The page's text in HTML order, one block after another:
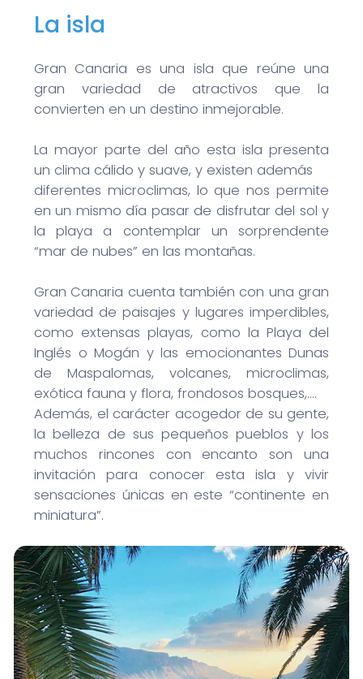
La isla
Gran Canaria es una isla que reúne una
gran variedad de atractivos que la
convierten en un destino inmejorable.
La mayor parte del año esta isla presenta
un clima cálido y suave, y existen además
diferentes microclimas, lo que nos permite
en un mismo día pasar de disfrutar del sol y
la playa a contemplar un sorprendente
“mar de nubes” en las montañas.
Gran Canaria cuenta también con una gran
variedad de paisajes y lugares imperdibles,
como extensas playas, como la Playa del
Inglés o Mogán y las emocionantes Dunas
de Maspalomas, volcanes, microclimas,
exótica fauna y flora, frondosos bosques,….
Además, el carácter acogedor de su gente,
la belleza de sus pequeños pueblos y los
muchos rincones con encanto son una
invitación para conocer esta isla y vivir
sensaciones únicas en este “continente en
miniatura”.